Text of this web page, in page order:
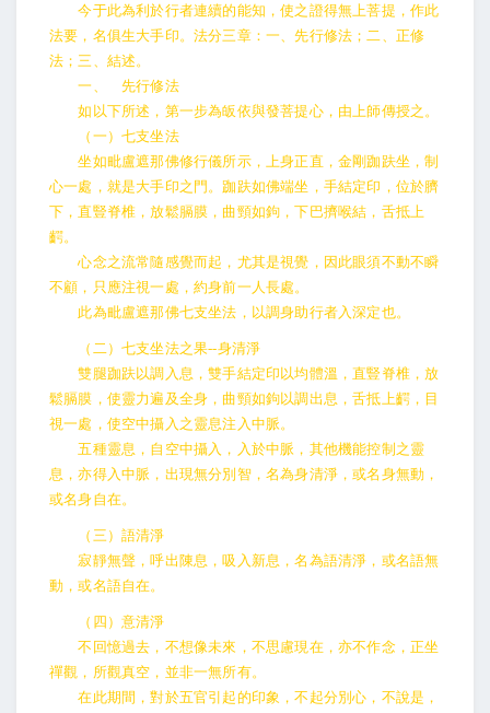
今于此為利於行者連續的能知，使之證得無上菩提，作此
法要，名俱生大手印。法分三章：一、先行修法；二、正修
法；三、結述。
一、 先行修法
如以下所述，第一步為皈依與發菩提心，由上師傳授之。
（一）七支坐法
坐如毗盧遮那佛修行儀所示，上身正直，金剛跏趺坐，制
心一處，就是大手印之門。跏趺如佛端坐，手結定印，位於臍
下，直豎脊椎，放鬆膈膜，曲頸如鉤，下巴擠喉結，舌抵上
齶。
心念之流常隨感覺而起，尤其是視覺，因此眼須不動不瞬
不顧，只應注視一處，約身前一人長處。
此為毗盧遮那佛七支坐法，以調身助行者入深定也。
（二）七支坐法之果--身清淨
雙腿跏趺以調入息，雙手結定印以均體溫，直豎脊椎，放
鬆膈膜，使靈力遍及全身，曲頸如鉤以調出息，舌抵上齶，目
視一處，使空中攝入之靈息注入中脈。
五種靈息，自空中攝入，入於中脈，其他機能控制之靈
息，亦得入中脈，出現無分別智，名為身清淨，或名身無動，
或名身自在。
（三）語清淨
寂靜無聲，呼出陳息，吸入新息，名為語清淨，或名語無
動，或名語自在。
（四）意清淨
不回憶過去，不想像未來，不思慮現在，亦不作念，正坐
禪觀，所觀真空，並非一無所有。
在此期間，對於五官引起的印象，不起分別心，不說是，